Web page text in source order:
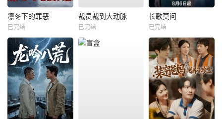
凛冬下的罪恶
已完结
裁员裁到大动脉
已完结
长歌莫问
已完结